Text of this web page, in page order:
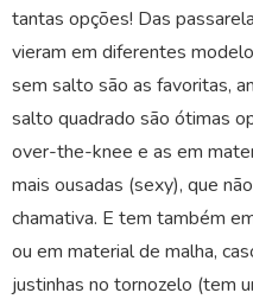
tantas opções! Das
vieram em diferentes
sem salto são as favoritas,
salto quadrado são ótimas
over-the-knee e as em
mais ousadas (sexy), que
chamativa. E tem também
ou em material de malha,
justinhas no tornozelo (tem